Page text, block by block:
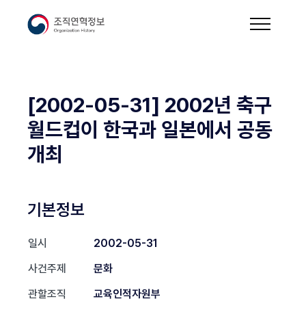
[2002-05-31] 2002년 축구
월드컵이 한국과 일본에서 공동
개최
기본정보
일시
2002-05-31
사건주제
문화
관할조직
교육인적자원부